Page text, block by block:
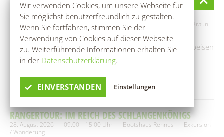
Wir verwenden Cookies, um unsere Webseite für
Sie möglichst benutzerfreundlich zu gestalten.
Wenn Sie fortfahren, stimmen Sie der
Verwendung von Cookies auf dieser Webseite
zu. Weiterführende Informationen erhalten Sie
in der Datenschutzerklärung.
EINVERSTANDEN Einstellungen
ROHKOST-WORKSHOP
25. August 2026 10:00 – 13:00 Uhr
Naturheilpraxen Ina-Elke Braun
Workshop / Seminar
Gemeinsames Herstellen von verschiedenen Rohkostspeisen
(4-5 Gänge Menü)Danach gemeinsames Essen mit den
mehr erfahren
RANGERTOUR: IM REICH DES SCHLANGENKÖNIGS
28. August 2026 09:00 – 15:00 Uhr Bootshaus Rehnus
Exkursion
/ Wanderung